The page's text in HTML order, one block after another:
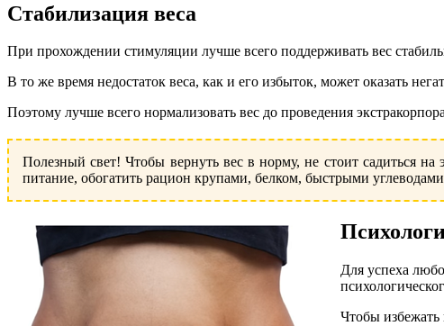
Стабилизация веса
При прохождении стимуляции лучше всего поддерживать вес
В то же время недостаток веса, как и его избыток, может оказать
Поэтому лучше всего нормализовать вес до проведения
Полезный свет! Чтобы вернуть вес в норму, не стоит садиться
питание, обогатить рацион крупами, белком, быстрыми
Для успеха
Чтобы